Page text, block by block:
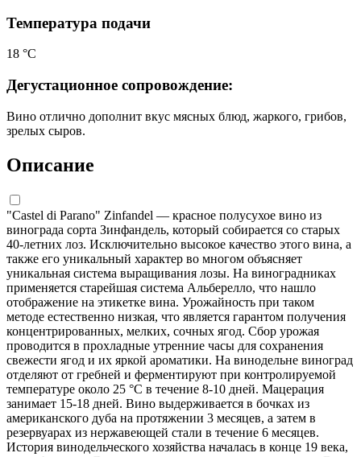
Температура подачи
18 °С
Дегустационное сопровождение:
Вино отлично дополнит вкус мясных блюд, жаркого, грибов,
зрелых сыров.
Описание
"Castel di Parano" Zinfandel — красное полусухое вино из
винограда сорта Зинфандель, который собирается со старых
40-летних лоз. Исключительно высокое качество этого вина, а
также его уникальный характер во многом объясняет
уникальная система выращивания лозы. На виноградниках
применяется старейшая система Альберелло, что нашло
отображение на этикетке вина. Урожайность при таком
методе естественно низкая, что является гарантом получения
концентрированных, мелких, сочных ягод. Сбор урожая
проводится в прохладные утренние часы для сохранения
свежести ягод и их яркой ароматики. На винодельне виноград
отделяют от гребней и ферментируют при контролируемой
температуре около 25 °C в течение 8-10 дней. Мацерация
занимает 15-18 дней. Вино выдерживается в бочках из
американского дуба на протяжении 3 месяцев, а затем в
резервуарах из нержавеющей стали в течение 6 месяцев.
История винодельческого хозяйства началась в конце 19 века,